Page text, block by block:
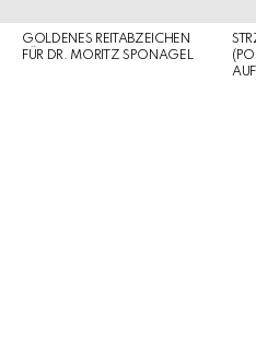
GOLDENES REITABZEICHEN
FÜR DR. MORITZ SPONAGEL